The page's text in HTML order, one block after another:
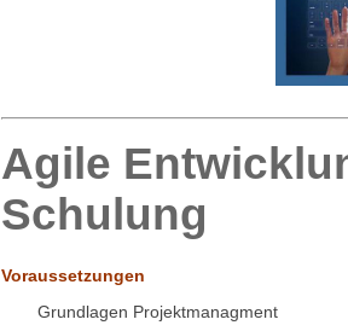
Agile
Schulung
Voraussetzungen
Grundlagen Projektmanagment